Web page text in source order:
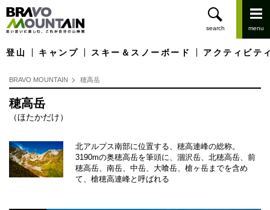
登山 キャンプ スキー＆スノーボード アクティビテ
BRAVO MOUNTAIN 穂高岳
穂高岳
（ほたかだけ）
北アルプス南部に位置する、穂高連峰の総称。
3190mの奥穂高岳を筆頭に、涸沢岳、北穂高岳、前
穂高岳、南岳、中岳、大喰岳、槍ヶ岳までを含め
て、槍穂高連峰と呼ばれる